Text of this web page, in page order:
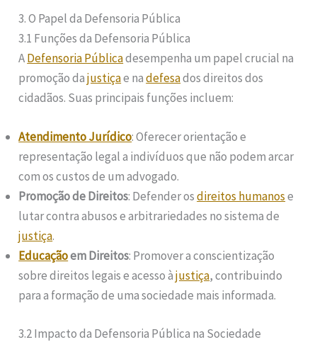
3. O Papel da Defensoria Pública
3.1 Funções da Defensoria Pública
ADefensoria Públicadesempenha um papel crucial na
promoção dajustiçae nadefesados direitos dos
cidadãos. Suas principais funções incluem:
Atendimento Jurídico: Oferecer orientação e
representação legal a indivíduos que não podem arcar
com os custos de um advogado.
Promoção de Direitos: Defender osdireitos humanose
lutar contra abusos e arbitrariedades no sistema de
justiça.
Educaçãoem Direitos: Promover a conscientização
sobre direitos legais e acesso àjustiça, contribuindo
para a formação de uma sociedade mais informada.
3.2 Impacto da Defensoria Pública na Sociedade